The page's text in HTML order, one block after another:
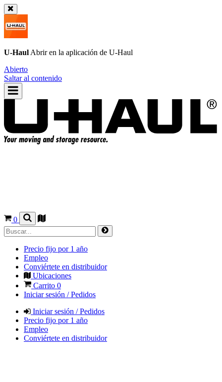
U-Haul Abrir en la aplicación de U-Haul
Abierto
Saltar al contenido
0
Precio fijo por 1 año
Empleo
Conviértete en distribuidor
Ubicaciones
Carrito 0
Iniciar sesión / Pedidos
Iniciar sesión / Pedidos
Precio fijo por 1 año
Empleo
Conviértete en distribuidor